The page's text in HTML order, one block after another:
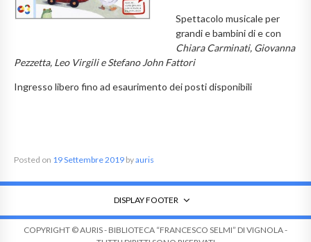
Spettacolo musicale per
grandi e bambini di e con
Chiara Carminati, Giovanna
Pezzetta, Leo Virgili e Stefano John Fattori
Ingresso libero fino ad esaurimento dei posti disponibili
Posted on 19 Settembre 2019 byauris
DISPLAY FOOTER
COPYRIGHT © AURIS - BIBLIOTECA “FRANCESCO SELMI” DI VIGNOLA -